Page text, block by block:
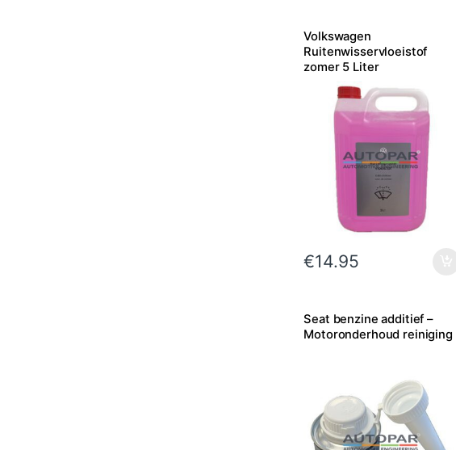
Volkswagen
Ruitenwisservloeistof
zomer 5 Liter
€14.95
Seat benzine additief –
Motoronderhoud reiniging